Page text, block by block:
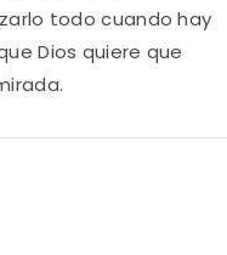
todo cuando hay
Dios quiere que